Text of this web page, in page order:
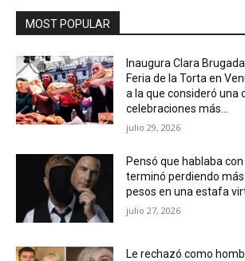
MOST POPULAR
Inaugura Clara
Feria de la Torta en
a la que consideró una
celebraciones más...
julio 29, 2026
Pensó que hablaba
terminó perdiendo
pesos en una estafa
julio 27, 2026
Le rechazó como